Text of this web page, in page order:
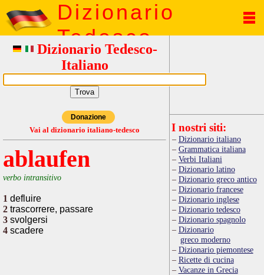
Dizionario
Tedesco
Dizionario Tedesco-
Italiano
Donazione
Vai al dizionario italiano-tedesco
ablaufen
verbo intransitivo
1 defluire
2 trascorrere, passare
3 svolgersi
4 scadere
I nostri siti:
Dizionario italiano
Grammatica italiana
Verbi Italiani
Dizionario latino
Dizionario greco antico
Dizionario francese
Dizionario inglese
Dizionario tedesco
Dizionario spagnolo
Dizionario
greco moderno
Dizionario piemontese
Ricette di cucina
Vacanze in Grecia